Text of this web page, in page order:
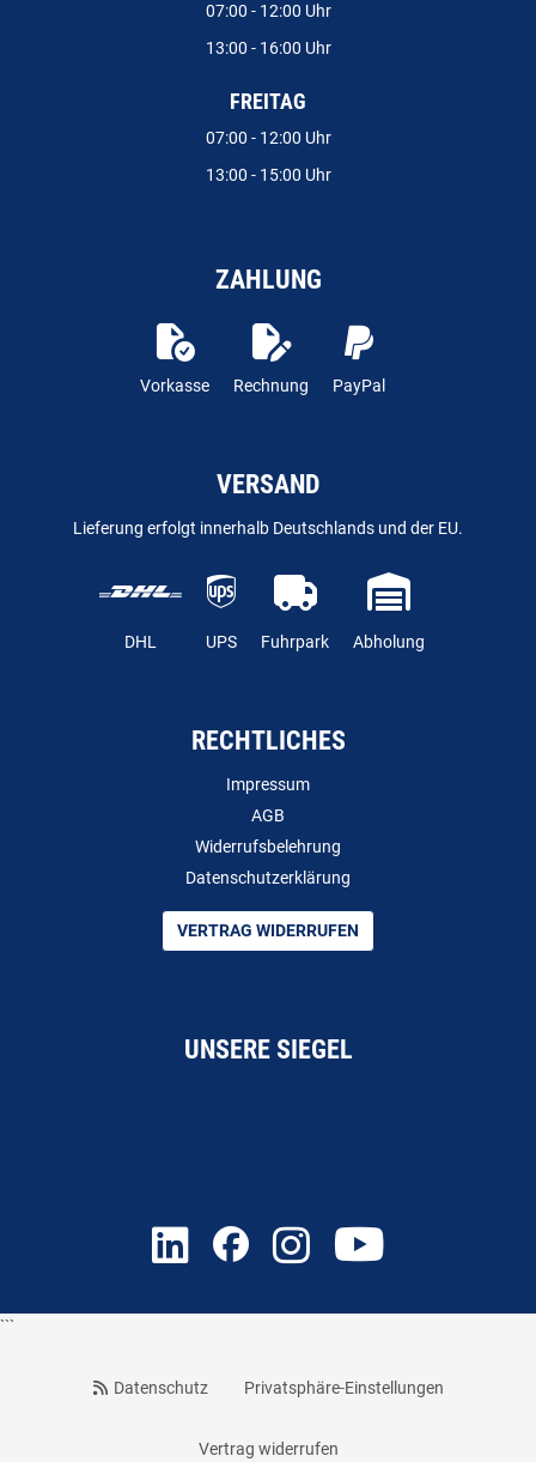
07:00 - 12:00 Uhr
13:00 - 16:00 Uhr
FREITAG
07:00 - 12:00 Uhr
13:00 - 15:00 Uhr
ZAHLUNG
Vorkasse Rechnung PayPal
VERSAND
Lieferung erfolgt innerhalb Deutschlands und der EU.
DHL UPS Fuhrpark Abholung
RECHTLICHES
Impressum
AGB
Widerrufsbelehrung
Datenschutzerklärung
VERTRAG WIDERRUFEN
UNSERE SIEGEL
```
Datenschutz Privatsphäre-Einstellungen
Vertrag widerrufen